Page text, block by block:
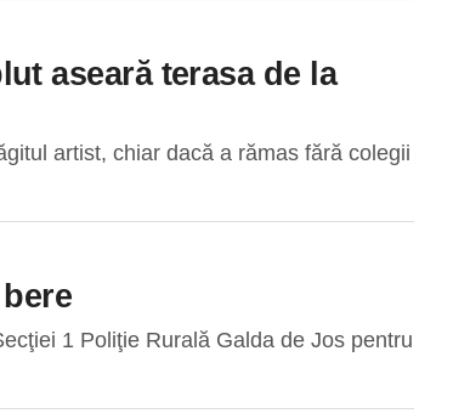
aseară terasa de la
artist, chiar dacă a rămas fără colegii
1 Poliţie Rurală Galda de Jos pentru